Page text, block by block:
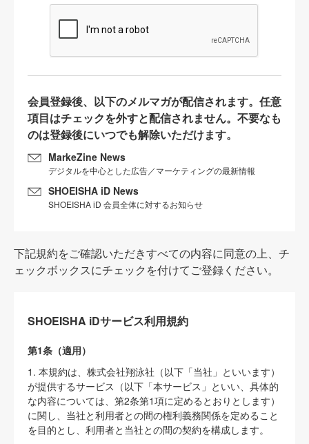
会員登録後、以下のメルマガが配信されます。任意
項目はチェックを外すと配信されません。不要なも
のは登録後にいつでも解除いただけます。
MarkeZine News
デジタルを中心とした広告／マーケティングの最新情報
SHOEISHA iD News
SHOEISHA iD 会員全体に対するお知らせ
下記規約をご確認いただきすべての内容に同意の上、チ
ェックボックスにチェックを付けてご登録ください。
SHOEISHA iDサービス利用規約
第1条（適用）
1. 本規約は、株式会社翔泳社（以下「当社」といいます）
が提供するサービス（以下「本サービス」といい、具体的
な内容については、第2条第1項に定めるとおりとします）
に関し、当社と利用者との間の権利義務関係を定めること
を目的とし、利用者と当社との間の契約を構成します。